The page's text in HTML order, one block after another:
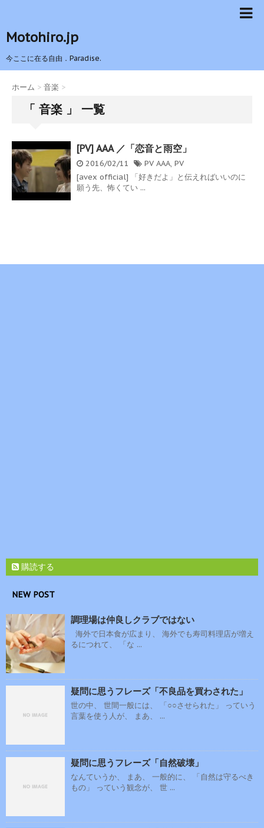
Motohiro.jp
今ここに在る自由．Paradise.
ホーム > 音楽 >
「 音楽 」 一覧
[PV] AAA ／「恋音と雨空」
2016/02/11 PV AAA, PV
[avex official] 「好きだよ」と伝えればいいのに
願う先、怖くてい ...
購読する
NEW POST
調理場は仲良しクラブではない
海外で日本食が広まり、 海外でも寿司料理店が増え
るにつれて、 「な ...
疑問に思うフレーズ「不良品を買わされた」
世の中、 世間一般には、 「○○させられた」 っていう
言葉を使う人が、 まあ、 ...
疑問に思うフレーズ「自然破壊」
なんていうか、 まあ、 一般的に、 「自然は守るべき
もの」 っていう観念が、 世 ...